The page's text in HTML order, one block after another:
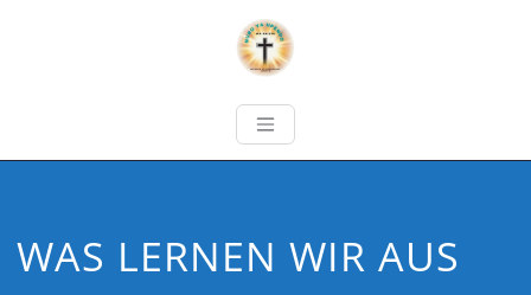
WAS LERNEN WIR AUS